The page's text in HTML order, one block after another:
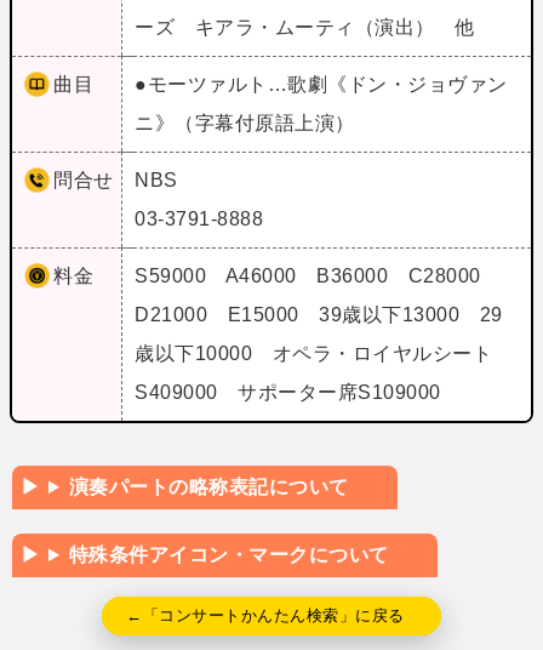
ーズ キアラ・ムーティ（演出） 他
曲目
●モーツァルト…歌劇《ドン・ジョヴァン
ニ》（字幕付原語上演）
問合せ
NBS
03-3791-8888
料金
S59000 A46000 B36000 C28000
D21000 E15000 39歳以下13000 29
歳以下10000 オペラ・ロイヤルシート
S409000 サポーター席S109000
演奏パートの略称表記について
特殊条件アイコン・マークについて
←「コンサートかんたん検索」に戻る